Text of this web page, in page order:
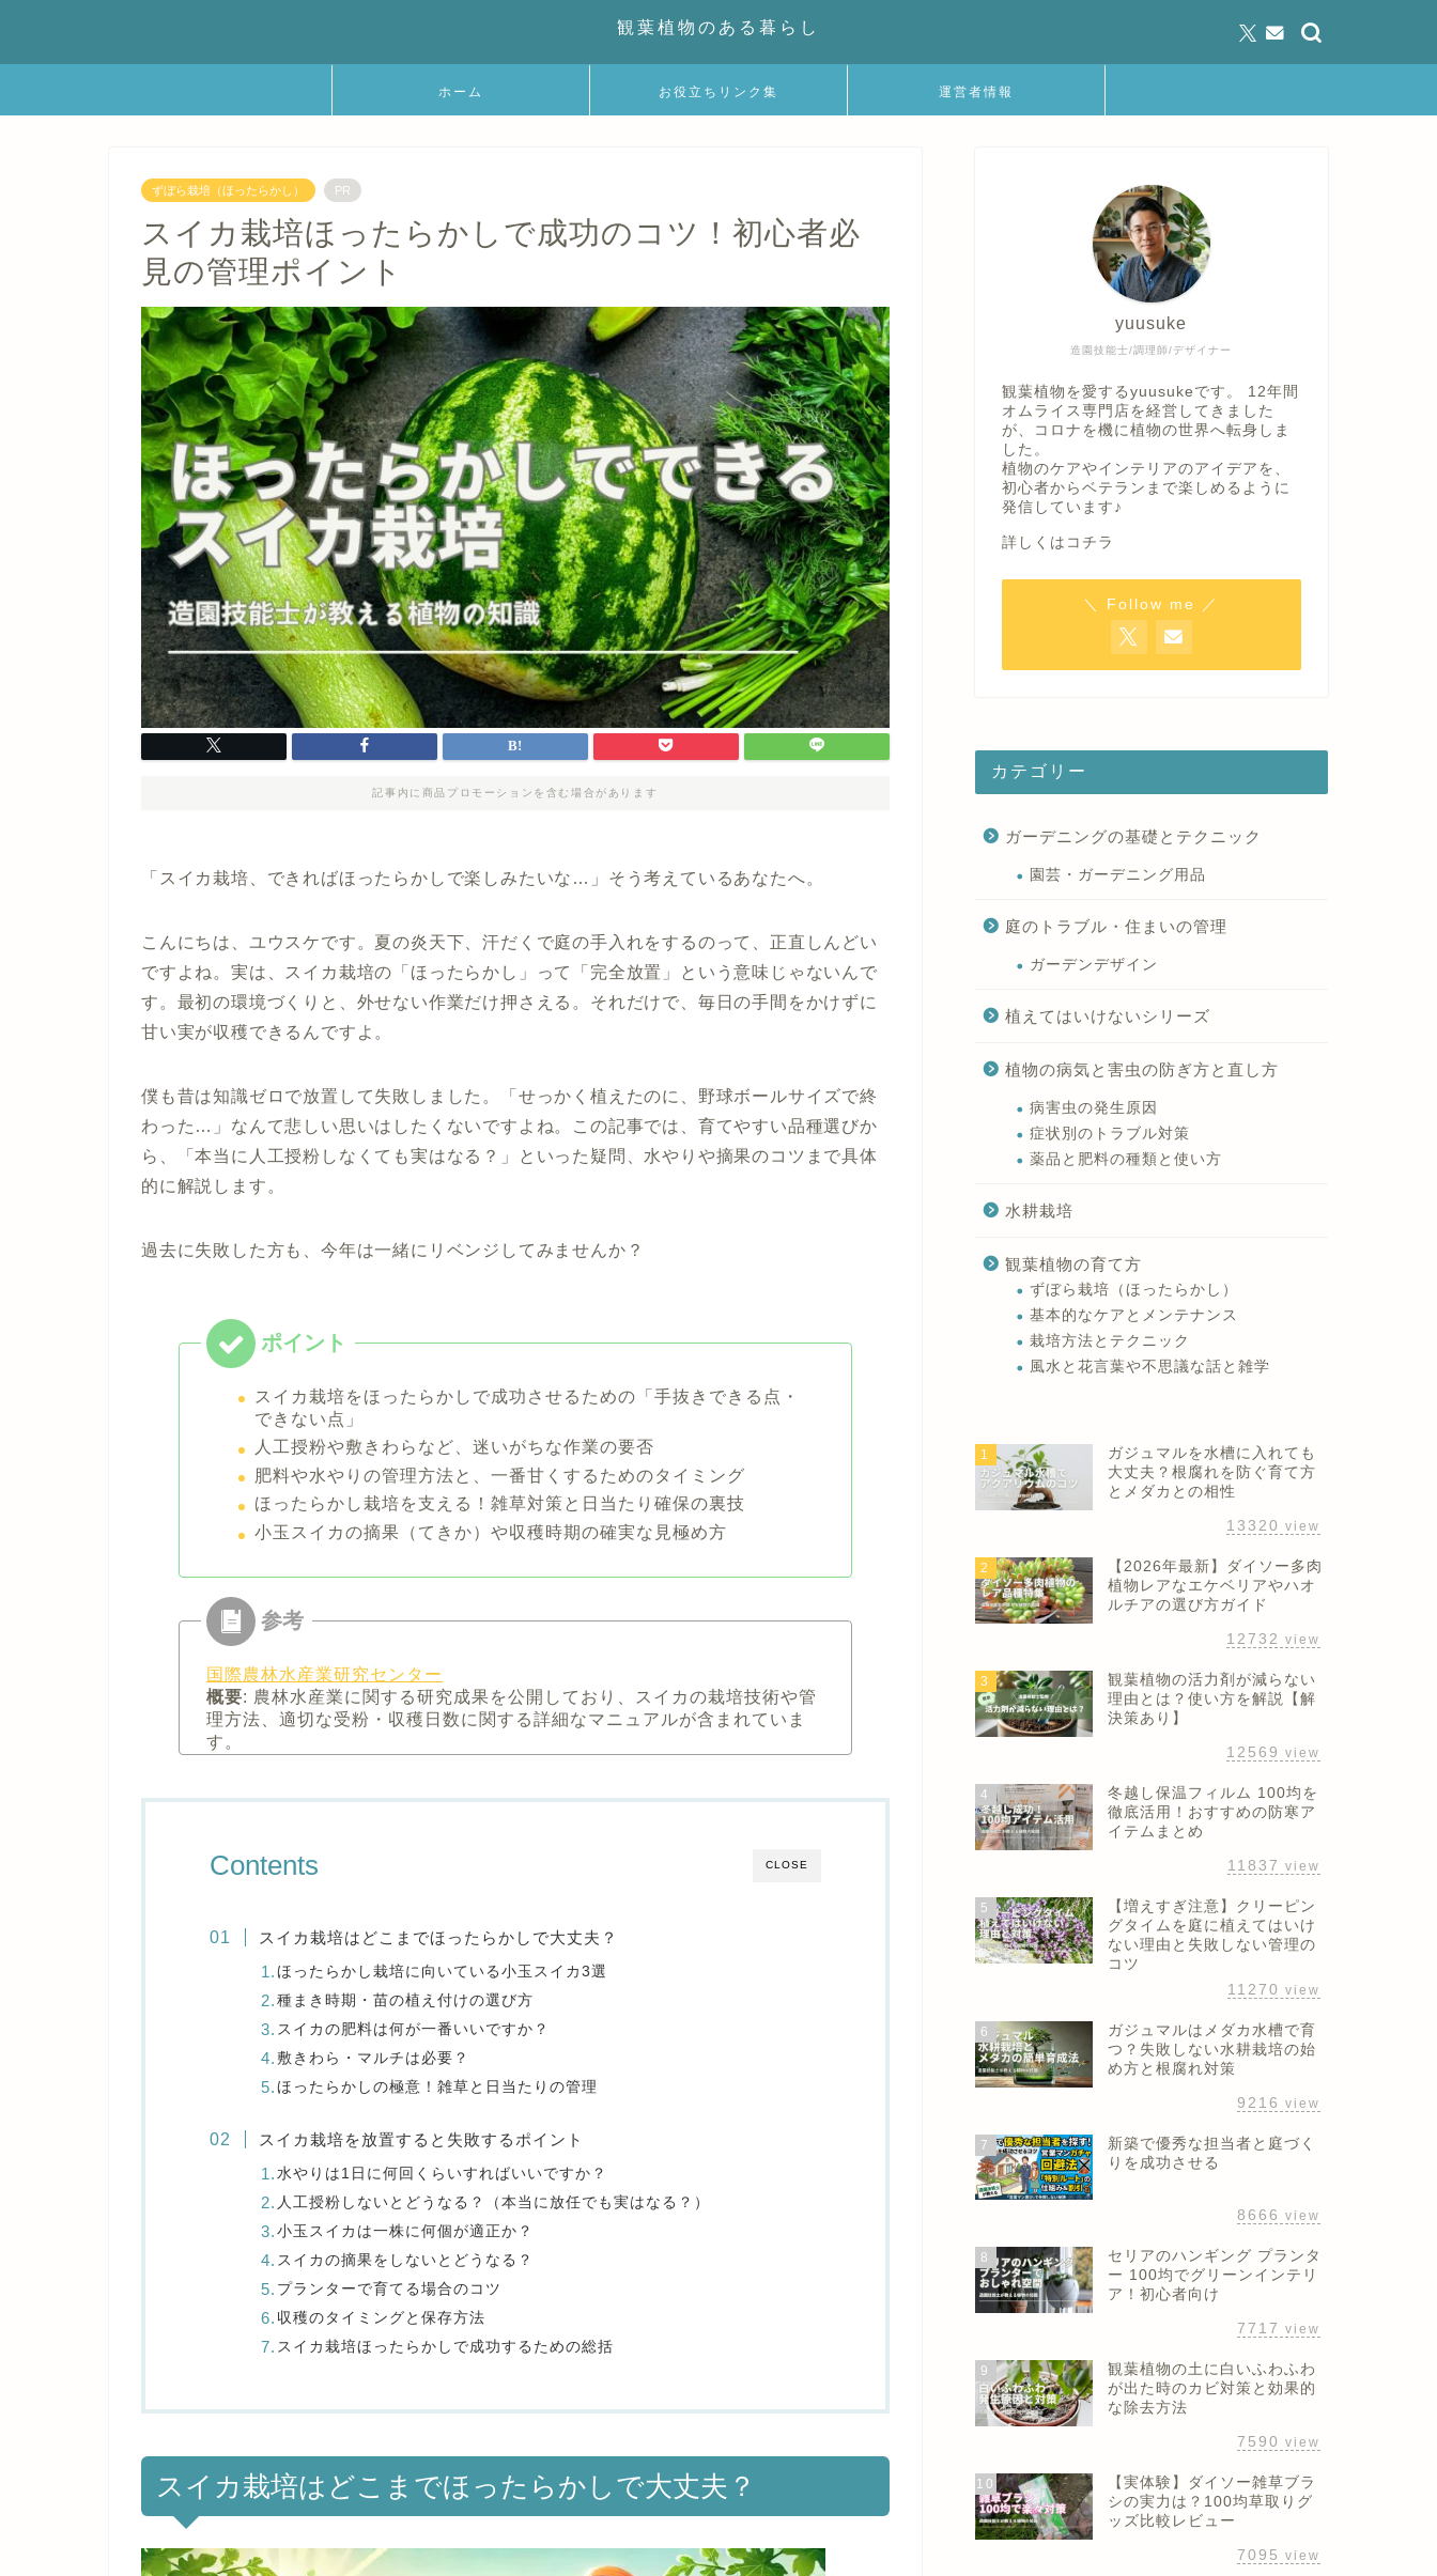
観葉植物のある暮らし
ホーム お役立ちリンク集 運営者情報
ずぼら栽培（ほったらかし） PR
スイカ栽培ほったらかしで成功のコツ！初心者必
見の管理ポイント
記事内に商品プロモーションを含む場合があります
「スイカ栽培、できればほったらかしで楽しみたいな…」そう考えているあなたへ。
こんにちは、ユウスケです。夏の炎天下、汗だくで庭の手入れをするのって、正直しんどい
ですよね。実は、スイカ栽培の「ほったらかし」って「完全放置」という意味じゃないんで
す。最初の環境づくりと、外せない作業だけ押さえる。それだけで、毎日の手間をかけずに
甘い実が収穫できるんですよ。
僕も昔は知識ゼロで放置して失敗しました。「せっかく植えたのに、野球ボールサイズで終
わった…」なんて悲しい思いはしたくないですよね。この記事では、育てやすい品種選びか
ら、「本当に人工授粉しなくても実はなる？」といった疑問、水やりや摘果のコツまで具体
的に解説します。
過去に失敗した方も、今年は一緒にリベンジしてみませんか？
スイカ栽培をほったらかしで成功させるための「手抜きできる点・
できない点」
人工授粉や敷きわらなど、迷いがちな作業の要否
肥料や水やりの管理方法と、一番甘くするためのタイミング
ほったらかし栽培を支える！雑草対策と日当たり確保の裏技
小玉スイカの摘果（てきか）や収穫時期の確実な見極め方
国際農林水産業研究センター
概要: 農林水産業に関する研究成果を公開しており、スイカの栽培技術や管
理方法、適切な受粉・収穫日数に関する詳細なマニュアルが含まれていま
す。
CLOSE
Contents
スイカ栽培はどこまでほったらかしで大丈夫？
ほったらかし栽培に向いている小玉スイカ3選
種まき時期・苗の植え付けの選び方
スイカの肥料は何が一番いいですか？
敷きわら・マルチは必要？
ほったらかしの極意！雑草と日当たりの管理
スイカ栽培を放置すると失敗するポイント
水やりは1日に何回くらいすればいいですか？
人工授粉しないとどうなる？（本当に放任でも実はなる？）
小玉スイカは一株に何個が適正か？
スイカの摘果をしないとどうなる？
プランターで育てる場合のコツ
収穫のタイミングと保存方法
スイカ栽培ほったらかしで成功するための総括
スイカ栽培はどこまでほったらかしで大丈夫？
造園技能士/調理師/デザイナー
yuusuke
観葉植物を愛するyuusukeです。 12年間
オムライス専門店を経営してきました
が、コロナを機に植物の世界へ転身しま
した。
植物のケアやインテリアのアイデアを、
初心者からベテランまで楽しめるように
発信しています♪
詳しくはコチラ
＼ Follow me ／
カテゴリー
ガーデニングの基礎とテクニック
園芸・ガーデニング用品
庭のトラブル・住まいの管理
ガーデンデザイン
植えてはいけないシリーズ
植物の病気と害虫の防ぎ方と直し方
病害虫の発生原因
症状別のトラブル対策
薬品と肥料の種類と使い方
水耕栽培
観葉植物の育て方
ずぼら栽培（ほったらかし）
基本的なケアとメンテナンス
栽培方法とテクニック
風水と花言葉や不思議な話と雑学
1
ガジュマルを水槽に入れても
大丈夫？根腐れを防ぐ育て方
とメダカとの相性
13320 view
2
【2026年最新】ダイソー多肉
植物レアなエケベリアやハオ
ルチアの選び方ガイド
12732 view
3
観葉植物の活力剤が減らない
理由とは？使い方を解説【解
決策あり】
12569 view
4
冬越し保温フィルム 100均を
徹底活用！おすすめの防寒ア
イテムまとめ
11837 view
5
【増えすぎ注意】クリーピン
グタイムを庭に植えてはいけ
ない理由と失敗しない管理の
コツ
11270 view
6
ガジュマルはメダカ水槽で育
つ？失敗しない水耕栽培の始
め方と根腐れ対策
9216 view
7
新築で優秀な担当者と庭づく
りを成功させる
8666 view
8
セリアのハンギング プランタ
ー 100均でグリーンインテリ
ア！初心者向け
7717 view
9
観葉植物の土に白いふわふわ
が出た時のカビ対策と効果的
な除去方法
7590 view
10
【実体験】ダイソー雑草ブラ
シの実力は？100均草取りグ
ッズ比較レビュー
7095 view